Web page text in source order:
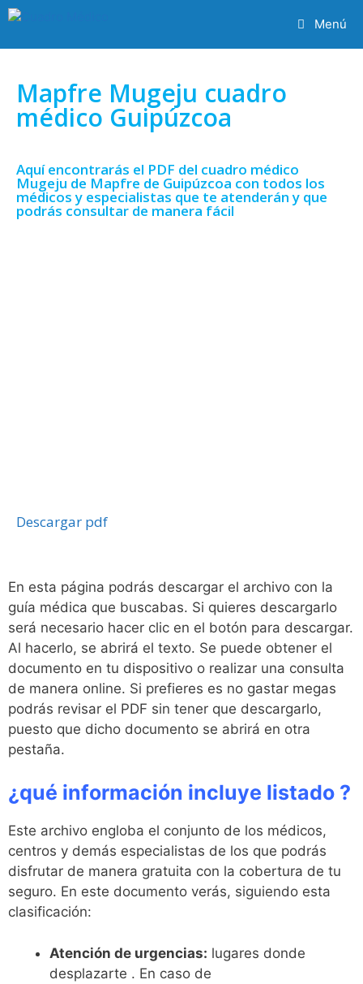
Menú
Mapfre Mugeju cuadro
médico Guipúzcoa
Aquí encontrarás el PDF del cuadro médico
Mugeju de Mapfre de Guipúzcoa con todos los
médicos y especialistas que te atenderán y que
podrás consultar de manera fácil
Descargar pdf
En esta página podrás descargar el archivo con la
guía médica que buscabas. Si quieres descargarlo
será necesario hacer clic en el botón para descargar.
Al hacerlo, se abrirá el texto. Se puede obtener el
documento en tu dispositivo o realizar una consulta
de manera online. Si prefieres es no gastar megas
podrás revisar el PDF sin tener que descargarlo,
puesto que dicho documento se abrirá en otra
pestaña.
¿qué información incluye listado ?
Este archivo engloba el conjunto de los médicos,
centros y demás especialistas de los que podrás
disfrutar de manera gratuita con la cobertura de tu
seguro. En este documento verás, siguiendo esta
clasificación:
Atención de urgencias: lugares donde
desplazarte . En caso de